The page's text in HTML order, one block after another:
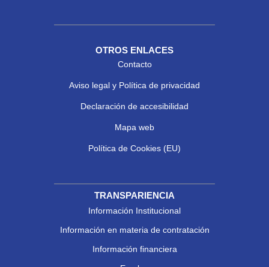
OTROS ENLACES
Contacto
Aviso legal y Política de privacidad
Declaración de accesibilidad
Mapa web
Política de Cookies (EU)
TRANSPARIENCIA
Información Institucional
Información en materia de contratación
Información financiera